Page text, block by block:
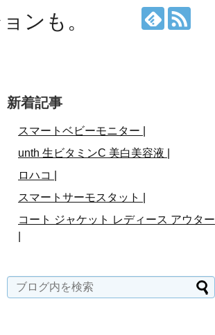
ンも。
新着記事
スマートベビーモニター |
unth 生ビタミンC 美白美容液 |
ロハコ |
スマートサーモスタット |
コート ジャケット レディース アウター